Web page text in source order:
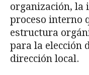
organización, la
proceso interno
estructura
para la elección
dirección local.